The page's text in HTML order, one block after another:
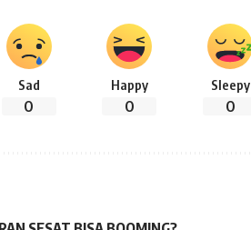
Sad
0
Happy
0
Sleepy
0